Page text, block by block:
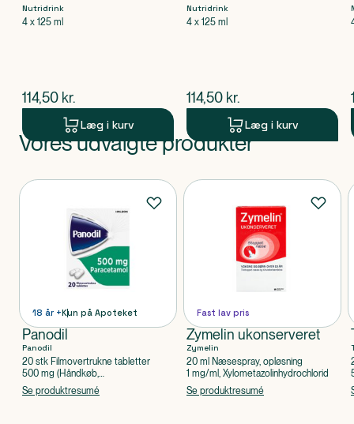
Nutridrink
4 x 125 ml
$nuværende pris
114,50 kr.
Læg i kurv
Nutridrink
4 x 125 ml
$nuværende pris
114,50 kr.
Læg i kurv
Produkt 1 af 0
Vores udvalgte produkter
Produkter
18 år +Kun på Apoteket
Panodil
Panodil
20 stk Filmovertrukne tabletter
500 mg (Håndkøb,
apoteksforbeholdt), Paracetamol
Se produktresumé
Fast lav pris
Zymelin ukonserveret
Zymelin
20 ml Næsespray, opløsning
1 mg/ml, Xylometazolinhydrochlorid
Se produktresumé